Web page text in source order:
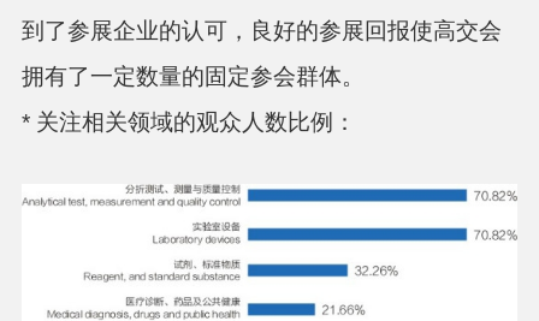
到了参展企业的认可，良好的参展回报使高交会
拥有了一定数量的固定参会群体。
* 关注相关领域的观众人数比例：